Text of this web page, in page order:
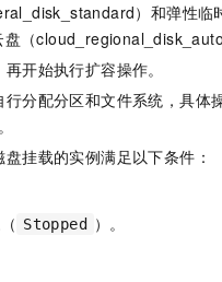
）和弹性临
（cloud_regional_disk_auto
开始执行扩容操作。
分配分区和文件系统，具体
。
挂载的实例满足以下条件：
（ Stopped
）。
Qoder HOT
面向真实软件的智能体
万有无界
秒悟
建站小程序
模板建站
定制建站
模板小程序
APP 开发